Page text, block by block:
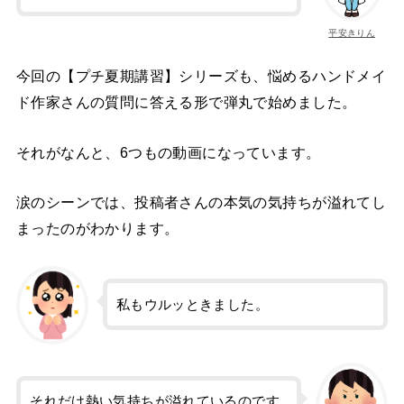
平安きりん
今回の【プチ夏期講習】シリーズも、悩めるハンドメイ
ド作家さんの質問に答える形で弾丸で始めました。
それがなんと、6つもの動画になっています。
涙のシーンでは、投稿者さんの本気の気持ちが溢れてし
まったのがわかります。
私もウルッときました。